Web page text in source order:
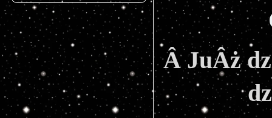
Â JuÂż